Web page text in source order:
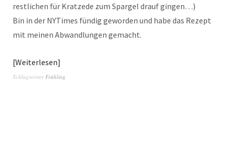
restlichen für Kratzede zum Spargel drauf gingen…)
Bin in der NYTimes fündig geworden und habe das Rezept
mit meinen Abwandlungen gemacht.
Weiterlesen
Schlagwörter Frühling